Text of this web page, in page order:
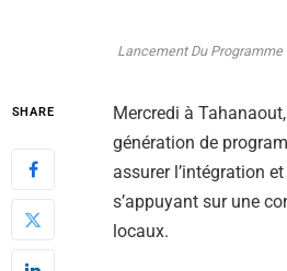
Lancement Du
SHARE
Mercredi à
génération de
assurer l’intégration
s’appuyant sur une
locaux.